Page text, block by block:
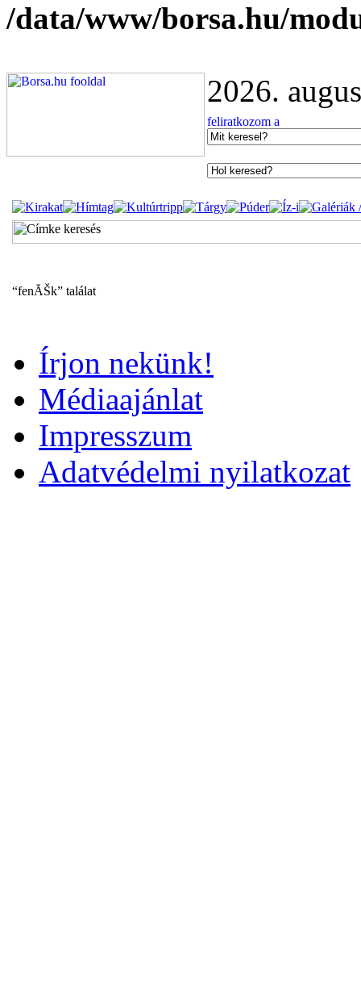
/data/www/borsa.hu/
2026.
“fenĂŠk” találat
Írjon nekünk!
Médiaajánlat
Impresszum
Adatvédelmi nyilatkozat